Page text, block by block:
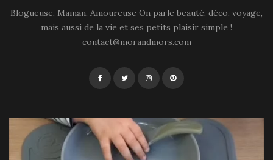
Blogueuse, Maman, Amoureuse On parle beauté, déco, voyage,
mais aussi de la vie et ses petits plaisir simple !
contact@morandmors.com